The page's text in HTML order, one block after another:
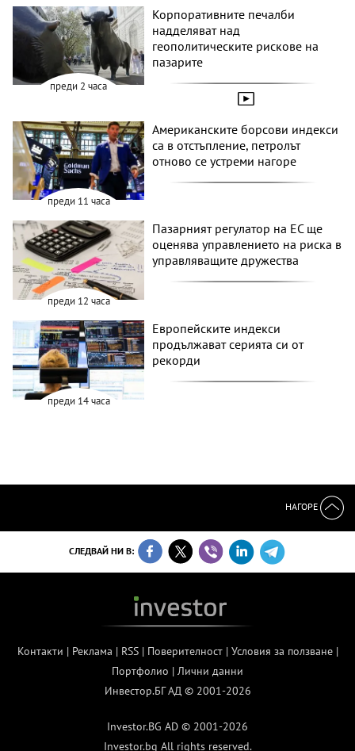
преди 2 часа
Корпоративните печалби
надделяват над
геополитическите рискове на
пазарите
преди 11 часа
Американските борсови индекси
са в отстъпление, петролът
отново се устреми нагоре
преди 12 часа
Пазарният регулатор на ЕС ще
оценява управлението на риска в
управляващите дружества
преди 14 часа
Европейските индекси
продължават серията си от
рекорди
НАГОРЕ
СЛЕДВАЙ НИ В:
Контакти | Реклама | RSS| Поверителност| Условия за ползване|
Портфолио | Лични данни
Инвестор.БГ АД © 2001-2026
Investor.BG AD © 2001-2026
Investor.bg All rights reserved.